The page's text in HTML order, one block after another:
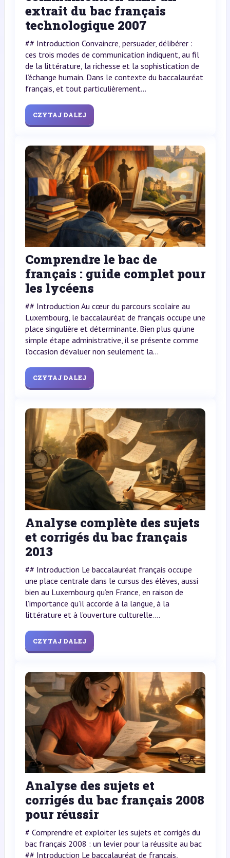
extrait du bac français
technologique 2007
## Introduction Convaincre, persuader, délibérer :
ces trois modes de communication indiquent, au fil
de la littérature, la richesse et la sophistication de
l’échange humain. Dans le contexte du baccalauréat
français, et tout particulièrement...
CZYTAJ DALEJ
Comprendre le bac de
français : guide complet pour
les lycéens
## Introduction Au cœur du parcours scolaire au
Luxembourg, le baccalauréat de français occupe une
place singulière et déterminante. Bien plus qu'une
simple étape administrative, il se présente comme
l’occasion d’évaluer non seulement la...
CZYTAJ DALEJ
Analyse complète des sujets
et corrigés du bac français
2013
## Introduction Le baccalauréat français occupe
une place centrale dans le cursus des élèves, aussi
bien au Luxembourg qu’en France, en raison de
l’importance qu’il accorde à la langue, à la
littérature et à l’ouverture culturelle....
CZYTAJ DALEJ
Analyse des sujets et
corrigés du bac français 2008
pour réussir
# Comprendre et exploiter les sujets et corrigés du
bac français 2008 : un levier pour la réussite au bac
## Introduction Le baccalauréat de français,